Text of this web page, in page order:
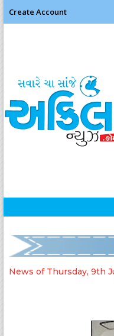
Create Account
News of Thursday, 9th